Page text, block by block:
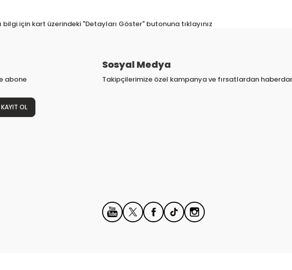
bilgi için kart üzerindeki "Detayları Göster" butonuna tıklayınız
abone
KAYIT OL
Sosyal Medya
Takipçilerimize özel kampanya ve fırsatlardan